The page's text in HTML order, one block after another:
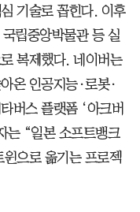
기술로 꼽힌다. 이후
립중앙박물관 등 실
복제했다. 네이버는
온 인공지능·로봇·
버스 플랫폼 ‘아크버
는 “일본 소프트뱅크
으로 옮기는 프로젝